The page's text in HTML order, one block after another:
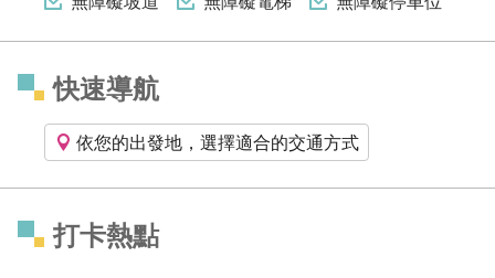
快速導航
依您的出發地，選擇適合的交通方式
打卡熱點